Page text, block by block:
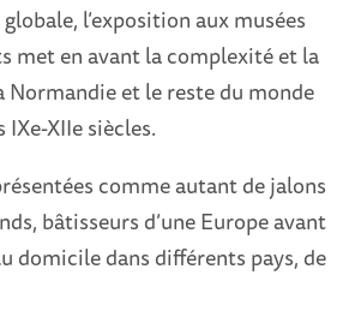
l’exposition aux musées
met en avant la complexité et la
Normandie et le reste du monde
XIIe siècles.
comme autant de jalons
bâtisseurs d’une Europe avant
domicile dans différents pays, de